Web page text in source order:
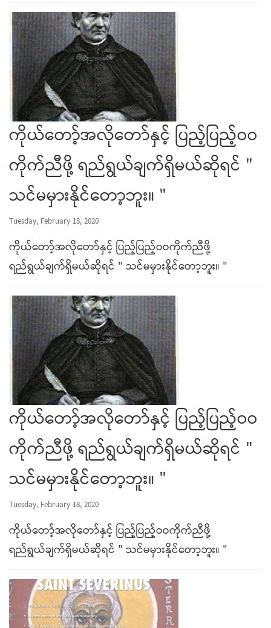
ကိုယ်တော့်အလိုတော်နှင့် ပြည့်ပြည့်ဝဝ
ကိုက်ညီဖို့ ရည်ရွယ်ချက်ရှိမယ်ဆိုရင် "
သင်မမှားနိုင်တော့ဘူး။ "
Tuesday, February 18, 2020
ကိုယ်တော့်အလိုတော်နှင့် ပြည့်ပြည့်ဝဝကိုက်ညီဖို့
ရည်ရွယ်ချက်ရှိမယ်ဆိုရင် " သင်မမှားနိုင်တော့ဘူး။ "
ကိုယ်တော့်အလိုတော်နှင့် ပြည့်ပြည့်ဝဝ
ကိုက်ညီဖို့ ရည်ရွယ်ချက်ရှိမယ်ဆိုရင် "
သင်မမှားနိုင်တော့ဘူး။ "
Tuesday, February 18, 2020
ကိုယ်တော့်အလိုတော်နှင့် ပြည့်ပြည့်ဝဝကိုက်ညီဖို့
ရည်ရွယ်ချက်ရှိမယ်ဆိုရင် " သင်မမှားနိုင်တော့ဘူး။ "